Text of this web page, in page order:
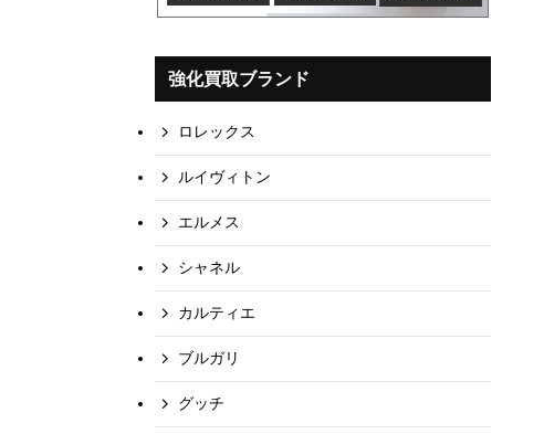
強化買取ブランド
ロレックス
ルイヴィトン
エルメス
シャネル
カルティエ
ブルガリ
グッチ